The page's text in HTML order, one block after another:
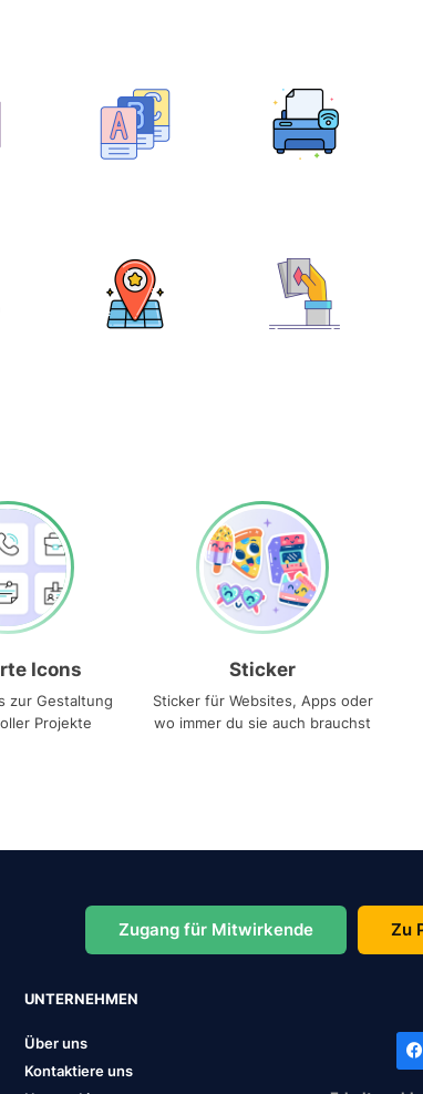
Icons
zur Gestaltung
Projekte
Sticker
Sticker für Websites, Apps oder
wo immer du sie auch brauchst
Zugang für Mitwirkende Zu
UNTERNEHMEN
Über uns
Kontaktiere uns